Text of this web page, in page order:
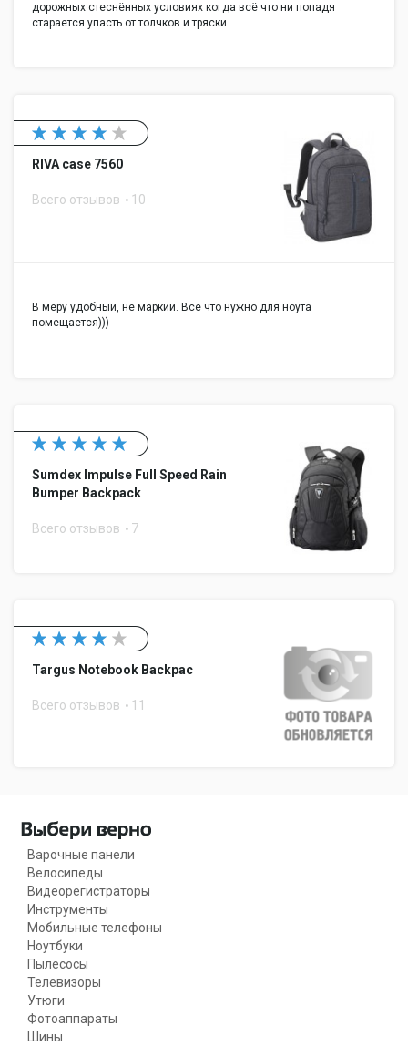
дорожных стеснённых условиях когда всё что ни попадя
старается упасть от толчков и тряски…
RIVA case 7560
Всего отзывов 10
В меру удобный, не маркий. Всё что нужно для ноута
помещается)))
Sumdex Impulse Full Speed Rain
Bumper Backpack
Всего отзывов 7
Targus Notebook Backpac
Всего отзывов 11
Варочные панели
Велосипеды
Видеорегистраторы
Инструменты
Мобильные телефоны
Ноутбуки
Пылесосы
Телевизоры
Утюги
Фотоаппараты
Шины